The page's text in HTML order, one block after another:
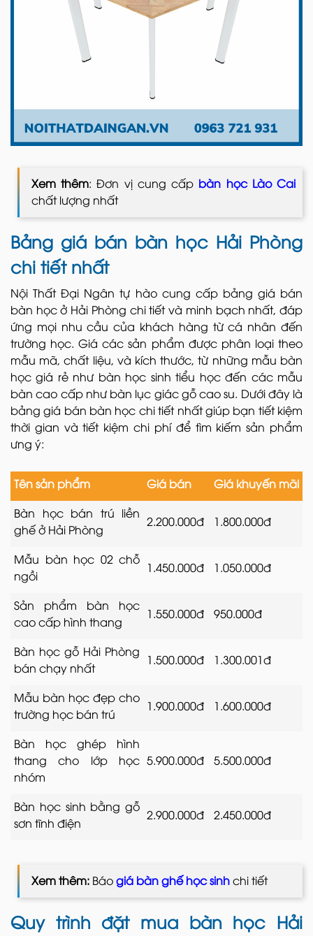
Xem thêm: Đơn vị cung cấp bàn học Lào Cai
chất lượng nhất
Bảng giá bán bàn học Hải Phòng
chi tiết nhất
Nội Thất Đại Ngân tự hào cung cấp bảng giá bán
bàn học ở Hải Phòng chi tiết và minh bạch nhất, đáp
ứng mọi nhu cầu của khách hàng từ cá nhân đến
trường học. Giá các sản phẩm được phân loại theo
mẫu mã, chất liệu, và kích thước, từ những mẫu bàn
học giá rẻ như bàn học sinh tiểu học đến các mẫu
bàn cao cấp như bàn lục giác gỗ cao su. Dưới đây là
bảng giá bán bàn học chi tiết nhất giúp bạn tiết kiệm
thời gian và tiết kiệm chi phí để tìm kiếm sản phẩm
ưng ý:
Tên sản phẩm Giá bán
Giá khuyến mãi
Bàn học bán trú liền
ghế ở Hải Phòng
2.200.000đ 1.800.000đ
Mẫu bàn học 02 chỗ
ngồi
1.450.000đ 1.050.000đ
Sản phẩm bàn học
cao cấp hình thang
1.550.000đ 950.000đ
Bàn học gỗ Hải Phòng
bán chạy nhất
1.500.000đ 1.300.001đ
Mẫu bàn học đẹp cho
trường học bán trú
1.900.000đ 1.600.000đ
Bàn học ghép hình
thang cho lớp học
nhóm
5.900.000đ 5.500.000đ
Bàn học sinh bằng gỗ
sơn tĩnh điện
2.900.000đ 2.450.000đ
Xem thêm: Báogiá bàn ghế học sinhchi tiết
Quy trình đặt mua bàn học Hải